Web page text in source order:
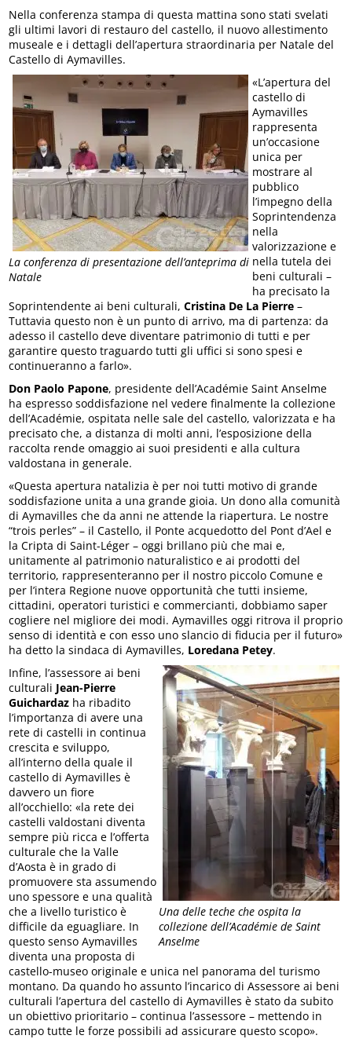
Nella conferenza stampa di questa mattina sono stati svelati
gli ultimi lavori di restauro del castello, il nuovo allestimento
museale e i dettagli dell’apertura straordinaria per Natale del
Castello di Aymavilles.
La conferenza di presentazione dell’anteprima di
Natale
«L’apertura del
castello di
Aymavilles
rappresenta
un’occasione
unica per
mostrare al
pubblico
l’impegno della
Soprintendenza
nella
valorizzazione e
nella tutela dei
beni culturali –
ha precisato la
Soprintendente ai beni culturali, Cristina De La Pierre –
Tuttavia questo non è un punto di arrivo, ma di partenza: da
adesso il castello deve diventare patrimonio di tutti e per
garantire questo traguardo tutti gli uffici si sono spesi e
continueranno a farlo».
Don Paolo Papone, presidente dell’Académie Saint Anselme
ha espresso soddisfazione nel vedere finalmente la collezione
dell’Académie, ospitata nelle sale del castello, valorizzata e ha
precisato che, a distanza di molti anni, l’esposizione della
raccolta rende omaggio ai suoi presidenti e alla cultura
valdostana in generale.
«Questa apertura natalizia è per noi tutti motivo di grande
soddisfazione unita a una grande gioia. Un dono alla comunità
di Aymavilles che da anni ne attende la riapertura. Le nostre
“trois perles” – il Castello, il Ponte acquedotto del Pont d’Ael e
la Cripta di Saint-Léger – oggi brillano più che mai e,
unitamente al patrimonio naturalistico e ai prodotti del
territorio, rappresenteranno per il nostro piccolo Comune e
per l’intera Regione nuove opportunità che tutti insieme,
cittadini, operatori turistici e commercianti, dobbiamo saper
cogliere nel migliore dei modi. Aymavilles oggi ritrova il proprio
senso di identità e con esso uno slancio di fiducia per il futuro»
ha detto la sindaca di Aymavilles, Loredana Petey.
Una delle teche che ospita la
collezione dell’Académie de Saint
Anselme
Infine, l’assessore ai beni
culturali Jean-Pierre
Guichardaz ha ribadito
l’importanza di avere una
rete di castelli in continua
crescita e sviluppo,
all’interno della quale il
castello di Aymavilles è
davvero un fiore
all’occhiello: «la rete dei
castelli valdostani diventa
sempre più ricca e l’offerta
culturale che la Valle
d’Aosta è in grado di
promuovere sta assumendo
uno spessore e una qualità
che a livello turistico è
difficile da eguagliare. In
questo senso Aymavilles
diventa una proposta di
castello-museo originale e unica nel panorama del turismo
montano. Da quando ho assunto l’incarico di Assessore ai beni
culturali l’apertura del castello di Aymavilles è stato da subito
un obiettivo prioritario – continua l’assessore – mettendo in
campo tutte le forze possibili ad assicurare questo scopo».